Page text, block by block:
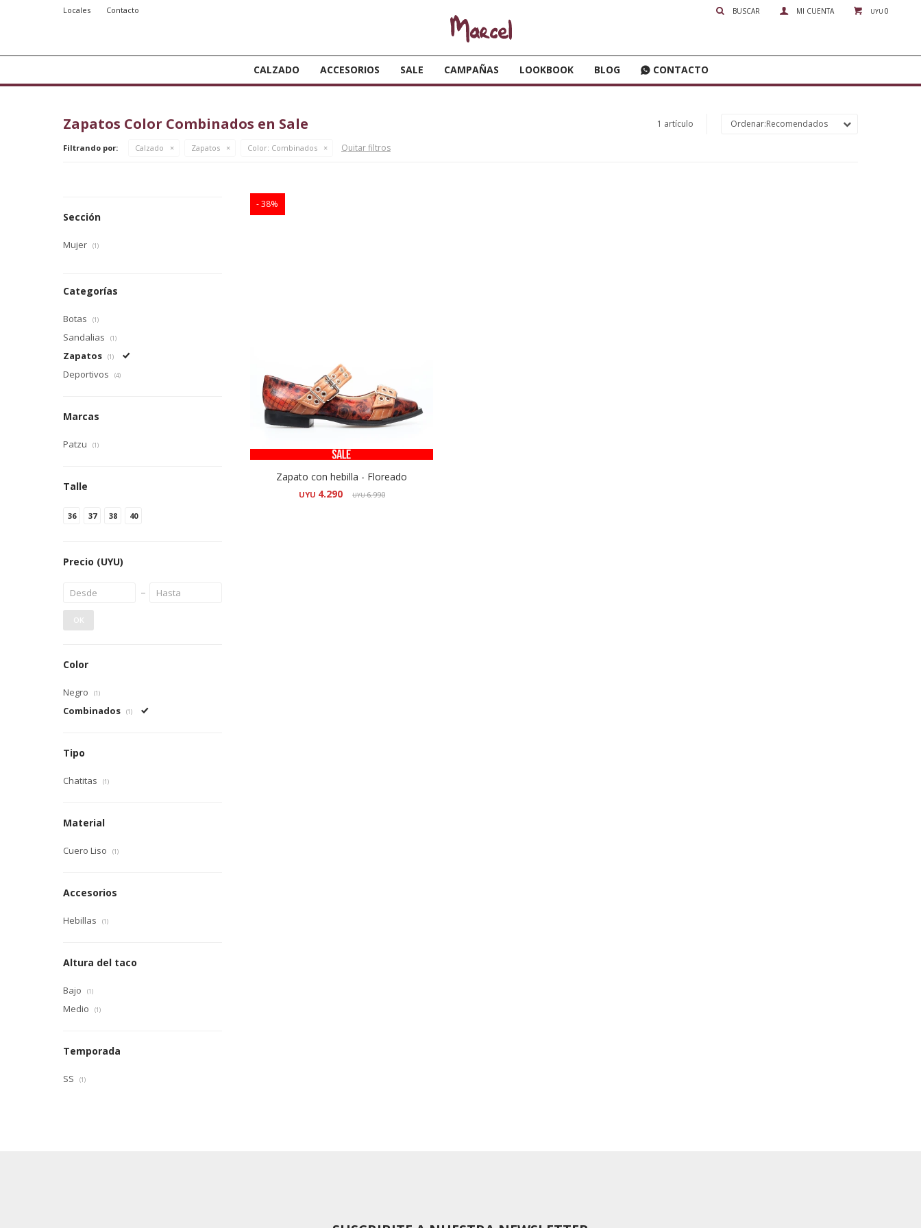
CALZADO ACCESORIOS SALE CAMPAÑAS LOOKBOOK BLOG CONTACTO
UYU 0
Locales Contacto
Zapatos Color Combinados en Sale 1 artículo Recomendados
Filtrando por: Calzado Zapatos Color: Combinados Quitar filtros
38
Zapato con hebilla - Floreado
UYU 4.290 UYU6.990
Categorías
Botas (1)
Sandalias (1)
Zapatos (1)
Deportivos (4)
Marcas
Patzu (1)
Talle
36 37 38 40
Precio (UYU)
OK
Color
Negro (1)
Combinados (1)
Tipo
Chatitas (1)
Material
Cuero Liso (1)
Accesorios
Hebillas (1)
Altura del taco
Bajo (1)
Medio (1)
Temporada
SS (1)
Sección
Mujer (1)